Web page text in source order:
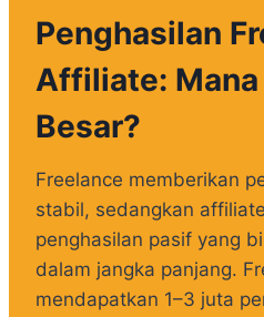
Penghasilan
Affiliate:
Besar?
Freelance memberikan
stabil, sedangkan
penghasilan pasif yang
dalam jangka panjang.
mendapatkan 1–3 juta